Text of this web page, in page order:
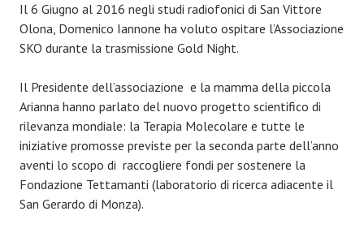
Il 6 Giugno al 2016 negli studi radiofonici di San Vittore
Olona, Domenico Iannone ha voluto ospitare l’Associazione
SKO durante la trasmissione Gold Night.
Il Presidente dell’associazione e la mamma della piccola
Arianna hanno parlato del nuovo progetto scientifico di
rilevanza mondiale: la Terapia Molecolare e tutte le
iniziative promosse previste per la seconda parte dell’anno
aventi lo scopo di raccogliere fondi per sostenere la
Fondazione Tettamanti (laboratorio di ricerca adiacente il
San Gerardo di Monza).